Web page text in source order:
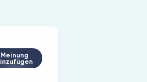
Meinung